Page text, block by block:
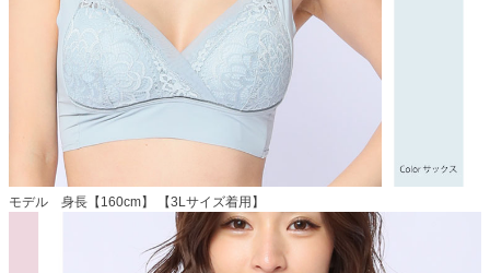
モデル 身長【160cm】 【3Lサイズ着用】